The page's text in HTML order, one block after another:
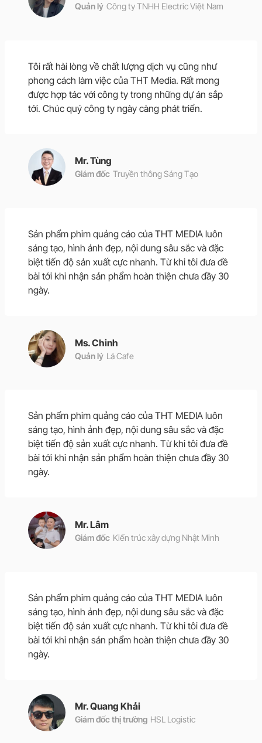
Quản lý Công ty TNHH Electric Việt Nam
Tôi rất hài lòng về chất lượng dịch vụ cũng như
phong cách làm việc của THT Media. Rất mong
được hợp tác với công ty trong những dự án sắp
tới. Chúc quý công ty ngày càng phát triển.
Mr. Tùng
Giám đốc Truyền thông Sáng Tạo
Sản phẩm phim quảng cáo của THT MEDIA luôn
sáng tạo, hình ảnh đẹp, nội dung sâu sắc và đặc
biệt tiến độ sản xuất cực nhanh. Từ khi tôi đưa đề
bài tới khi nhận sản phẩm hoàn thiện chưa đầy 30
ngày.
Ms. Chinh
Quản lý Lá Cafe
Sản phẩm phim quảng cáo của THT MEDIA luôn
sáng tạo, hình ảnh đẹp, nội dung sâu sắc và đặc
biệt tiến độ sản xuất cực nhanh. Từ khi tôi đưa đề
bài tới khi nhận sản phẩm hoàn thiện chưa đầy 30
ngày.
Mr. Lâm
Giám đốc Kiến trúc xây dựng Nhật Minh
Sản phẩm phim quảng cáo của THT MEDIA luôn
sáng tạo, hình ảnh đẹp, nội dung sâu sắc và đặc
biệt tiến độ sản xuất cực nhanh. Từ khi tôi đưa đề
bài tới khi nhận sản phẩm hoàn thiện chưa đầy 30
ngày.
Mr. Quang Khải
Giám đốc thị trường HSL Logistic